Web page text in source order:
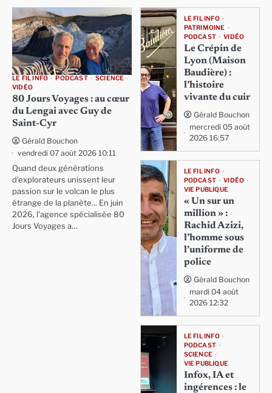
LE FIL INFO PODCAST
SCIENCE
VIDÉO
80 Jours Voyages : au cœur
du Lengai avec Guy de
Saint-Cyr
Gérald Bouchon
vendredi 07 août 2026 10:11
Quand deux générations
d'explorateurs unissent leur
passion sur le volcan le plus
étrange de la planète... En juin
2026, l'agence spécialisée 80
Jours Voyages a…
LE FIL INFO
PATRIMOINE
PODCAST
VIDÉO
Le Crépin de
Lyon (Maison
Baudière) :
l’histoire
vivante du cuir
Gérald Bouchon
mercredi 05 août
2026 16:57
LE FIL INFO
PODCAST
VIDÉO
VIE PUBLIQUE
« Un sur un
million » :
Rachid Azizi,
l’homme sous
l’uniforme de
police
Gérald Bouchon
mardi 04 août
2026 12:32
LE FIL INFO
PODCAST
SCIENCE
VIE PUBLIQUE
Infox, IA et
ingérences : le